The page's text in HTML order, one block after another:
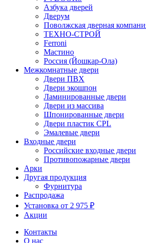
Азбука дверей
Дверум
Поволжская дверная
ТЕХНО-СТРОЙ
Ferroni
Мастино
Россия (Йошкар-Ола)
Межкомнатные двери
Двери ПВХ
Двери экошпон
Ламинированные двери
Двери из массива
Шпонированные двери
Двери пластик CPL
Эмалевые двери
Входные двери
Российские входные двери
Противопожарные двери
Арки
Другая продукция
Фурнитура
Распродажа
Установка от 2 975 ₽
Акции
Контакты
О нас